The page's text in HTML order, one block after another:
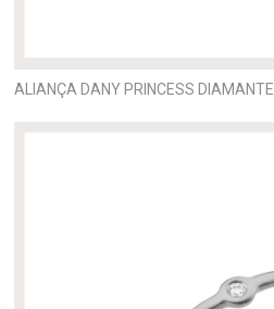
ALIANÇA DANY PRINCESS DIAMANTE